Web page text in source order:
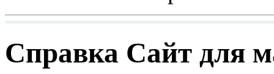
Справка Сайт для